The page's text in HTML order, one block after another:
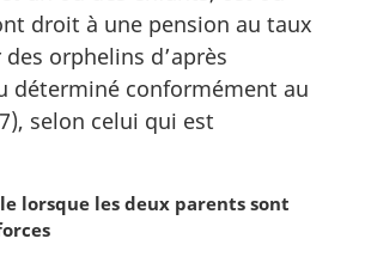
droit à une pension au taux
orphelins d’après
déterminé conformément au
selon celui qui est
lorsque les deux parents sont